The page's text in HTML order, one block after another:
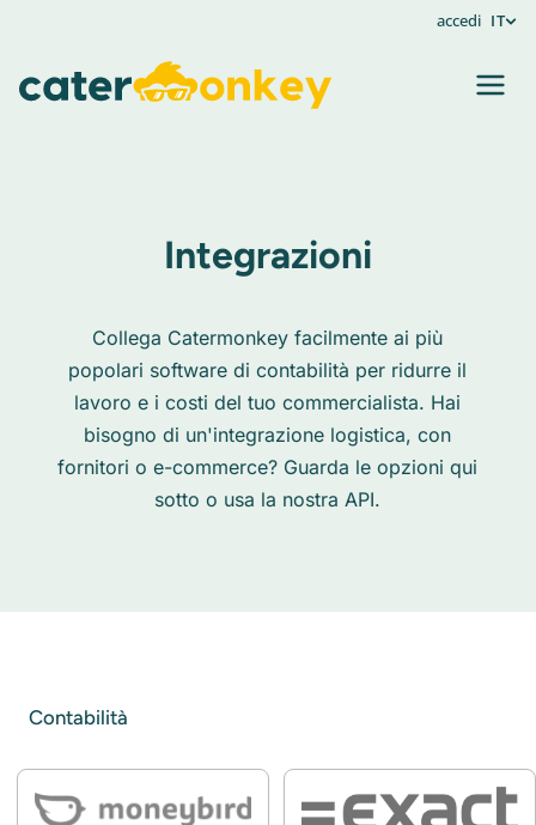
accedi IT
Integrazioni
Collega Catermonkey facilmente ai più
popolari software di contabilità per ridurre il
lavoro e i costi del tuo commercialista. Hai
bisogno di un'integrazione logistica, con
fornitori o e-commerce? Guarda le opzioni qui
sotto o usa la nostra API.
Contabilità